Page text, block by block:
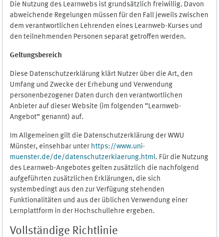
Die Nutzung des Learnwebs ist grundsätzlich freiwillig. Davon
abweichende Regelungen müssen für den Fall jeweils zwischen
dem verantwortlichen Lehrenden eines Learnweb-Kurses und
den teilnehmenden Personen separat getroffen werden.
Geltungsbereich
Diese Datenschutzerklärung klärt Nutzer über die Art, den
Umfang und Zwecke der Erhebung und Verwendung
personenbezogener Daten durch den verantwortlichen
Anbieter auf dieser Website (im folgenden “Learnweb-
Angebot” genannt) auf.
Im Allgemeinen gilt die Datenschutzerklärung der WWU
Münster, einsehbar unter https://www.uni-
muenster.de/de/datenschutzerklaerung.html. Für die Nutzung
des Learnweb-Angebotes gelten zusätzlich die nachfolgend
aufgeführten zusätzlichen Erklärungen, die sich
systembedingt aus den zur Verfügung stehenden
Funktionalitäten und aus der üblichen Verwendung einer
Lernplattform in der Hochschullehre ergeben.
Vollständige Richtlinie